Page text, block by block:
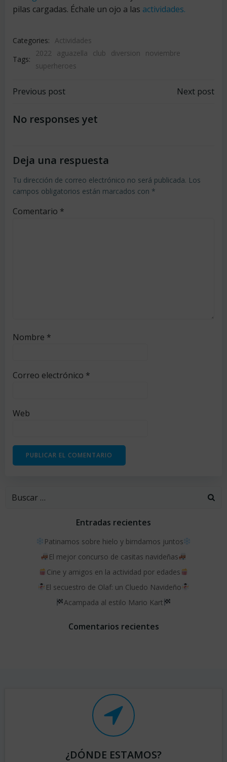
pilas cargadas. Échale un ojo a las actividades.
Categories: Actividades
Tags:
2022 aguazella club diversion
noviembre
superheroes
Navegación
por
entradas
Previous post
Navegación
entradas
Next post
No responses yet
Deja una respuesta
Tu dirección de correo electrónico no será publicada. Los
campos obligatorios están marcados con *
Comentario *
Nombre *
Correo electrónico *
Web
Buscar:
Entradas recientes
Patinamos sobre hielo y birndamos juntos
El mejor concurso de casitas navideñas
Cine y amigos en la actividad por edades
El secuestro de Olaf: un Cluedo Navideño
Acampada al estilo Mario Kart
Comentarios recientes
¿DÓNDE ESTAMOS?